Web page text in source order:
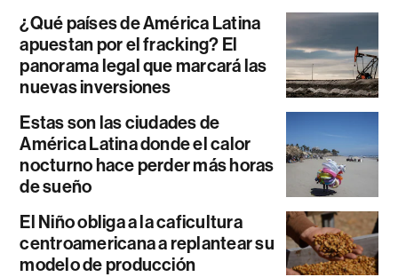
¿Qué países de América Latina
apuestan por el fracking? El
panorama legal que marcará las
nuevas inversiones
Estas son las ciudades de
América Latina donde el calor
nocturno hace perder más horas
de sueño
El Niño obliga a la caficultura
centroamericana a replantear su
modelo de producción